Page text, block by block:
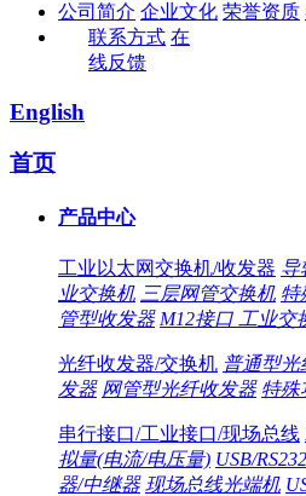
公司简介 企业文化 荣誉资质
联系方式 在
线反馈
English
首页
产品中心
工业以太网交换机/收发器 导
业交换机 三层网管交换机 特
管型收发器 M12接口 工业交
光纤收发器/交换机 普通型光
发器 网管型光纤收发器 特殊
串行接口/工业接口/现场总线
拟量(电流/电压量) USB/
器/中继器 现场总线光端机